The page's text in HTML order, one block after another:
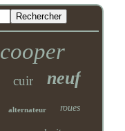
cooper
cuir neuf
alternateur roues